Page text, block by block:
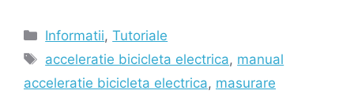
Categorii
Informatii,Tutoriale
Etichete
acceleratie bicicleta electrica, manual
acceleratie bicicleta electrica, masurare